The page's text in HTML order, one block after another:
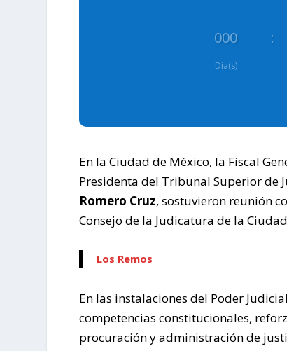
000
Día(s)
:
En la Ciudad de México, la Fiscal
Presidenta del Tribunal Superior de
Romero Cruz, sostuvieron reunión
Consejo de la Judicatura de la
Los Remos
En las instalaciones del Poder
competencias constitucionales,
procuración y administración de